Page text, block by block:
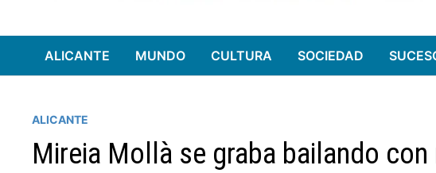
ALICANTE MUNDO CULTURA SOCIEDAD
ALICANTE
Mireia Mollà se graba bailando